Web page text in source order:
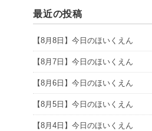
最近の投稿
【8月8日】今日のほいくえん
【8月7日】今日のほいくえん
【8月6日】今日のほいくえん
【8月5日】今日のほいくえん
【8月4日】今日のほいくえん